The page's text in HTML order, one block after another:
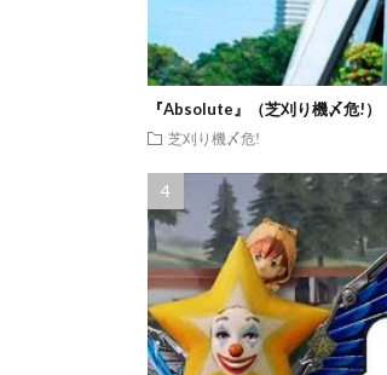
『Absolute』（芝刈り機〆危!）
芝刈り機〆危!